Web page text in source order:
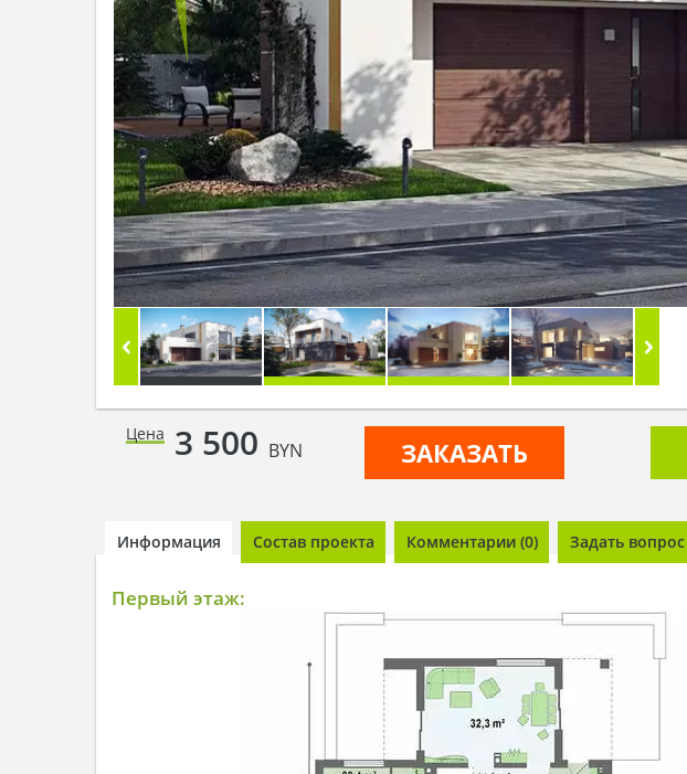
Цена 3 500 BYN ЗАКАЗАТЬ
Информация Состав проекта Комментарии (0) Задать вопрос
Первый этаж: